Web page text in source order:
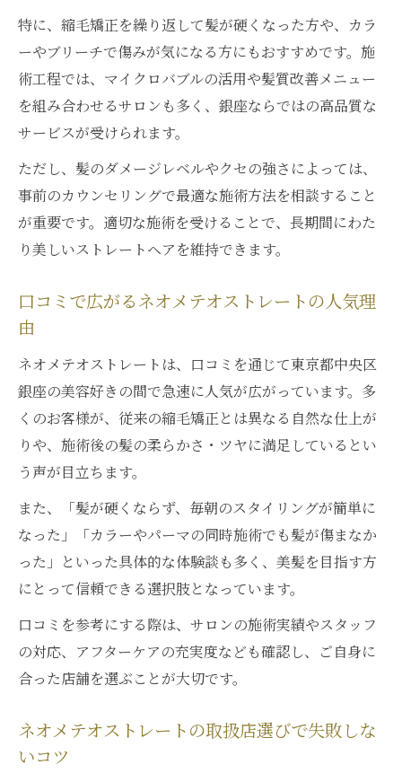
特に、縮毛矯正を繰り返して髪が硬くなった方や、カラ
ーやブリーチで傷みが気になる方にもおすすめです。施
術工程では、マイクロバブルの活用や髪質改善メニュー
を組み合わせるサロンも多く、銀座ならではの高品質な
サービスが受けられます。
ただし、髪のダメージレベルやクセの強さによっては、
事前のカウンセリングで最適な施術方法を相談すること
が重要です。適切な施術を受けることで、長期間にわた
り美しいストレートヘアを維持できます。
口コミで広がるネオメテオストレートの人気理
由
ネオメテオストレートは、口コミを通じて東京都中央区
銀座の美容好きの間で急速に人気が広がっています。多
くのお客様が、従来の縮毛矯正とは異なる自然な仕上が
りや、施術後の髪の柔らかさ・ツヤに満足しているとい
う声が目立ちます。
また、「髪が硬くならず、毎朝のスタイリングが簡単に
なった」「カラーやパーマの同時施術でも髪が傷まなか
った」といった具体的な体験談も多く、美髪を目指す方
にとって信頼できる選択肢となっています。
口コミを参考にする際は、サロンの施術実績やスタッフ
の対応、アフターケアの充実度なども確認し、ご自身に
合った店舗を選ぶことが大切です。
ネオメテオストレートの取扱店選びで失敗しな
いコツ